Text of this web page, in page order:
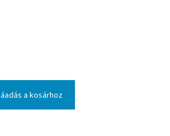
a kosárhoz